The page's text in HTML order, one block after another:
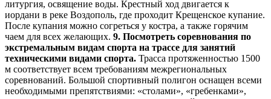
литургия, освящение воды. Крестный ход двигается к
иордани в реке Воздополь, где проходит Крещенское купание.
После купания можно согреться у костра, а также горячим
чаем для всех желающих. 9. Посмотреть соревнования по
экстремальным видам спорта на трассе для занятий
техническими видами спорта. Трасса протяженностью 1500
м соответствует всем требованиям межрегиональных
соревнований. Большой спортивный полигон оснащен всеми
необходимыми препятствиями: «столами», «гребенками»,